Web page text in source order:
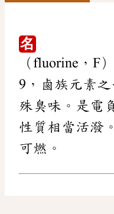
名
（fluorine，F
9，鹵族元素
殊臭味。是電
性質相當活潑
可燃。